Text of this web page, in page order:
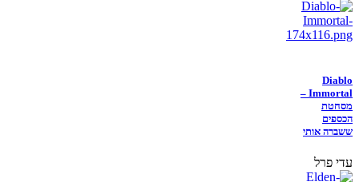
Diablo
Immortal –
מסחטת
הכספים
ששברה אותי
עדי פרל